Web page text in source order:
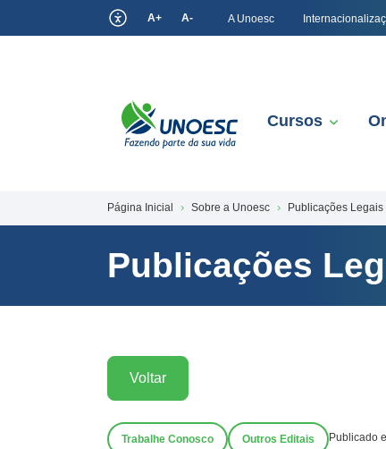
A+ A- A Unoesc
Cursos
Página Inicial Sobre a Unoesc Publicações Legais
Publicações
Voltar
Trabalhe Conosco Outros Editais Publicado